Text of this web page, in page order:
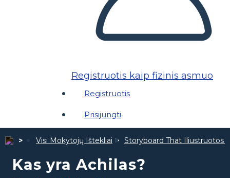
Registruotis kaip fizinis asmuo
Registruotis
Prisijungti
Visi Mokytojų Ištekliai Storyboard That Iliustruotos
Kas yra Achilas?